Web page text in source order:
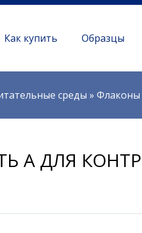
Как купить Образцы
среды » Флаконы
А ДЛЯ